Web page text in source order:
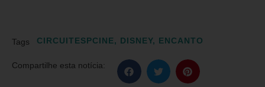
Tags CIRCUITESPCINE, DISNEY, ENCANTO
Compartilhe esta notícia: